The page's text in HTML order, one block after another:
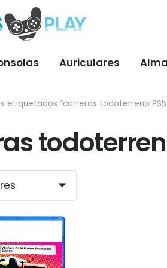
Auriculares
etiquetados “carreras todoterreno